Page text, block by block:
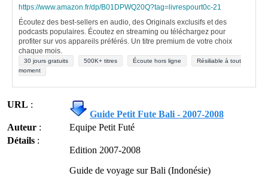
https://www.amazon.fr/dp/B01DPWQ20Q?tag=livrespourt0c-21
Écoutez des best-sellers en audio, des Originals exclusifs et des
podcasts populaires. Écoutez en streaming ou téléchargez pour
profiter sur vos appareils préférés. Un titre premium de votre choix
chaque mois.
30 jours gratuits 500K+ titres Écoute hors ligne
Résiliable à tout
moment
URL :
Guide Petit Fute Bali - 2007-2008
Auteur :
Equipe Petit Futé
Détails :
Edition 2007-2008
Guide de voyage sur Bali (Indonésie)